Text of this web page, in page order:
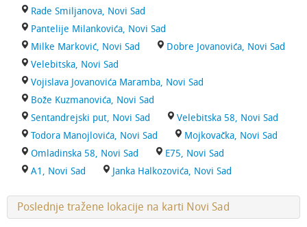
Rade Smiljanova, Novi Sad
Pantelije Milankovića, Novi Sad
Milke Marković, Novi Sad
Dobre Jovanovića, Novi Sad
Velebitska, Novi Sad
Vojislava Jovanovića Maramba, Novi Sad
Bože Kuzmanovića, Novi Sad
Sentandrejski put, Novi Sad
Velebitska 58, Novi Sad
Todora Manojlovića, Novi Sad
Mojkovačka, Novi Sad
Omladinska 58, Novi Sad
E75, Novi Sad
A1, Novi Sad
Janka Halkozovića, Novi Sad
Poslednje tražene lokacije na karti Novi Sad